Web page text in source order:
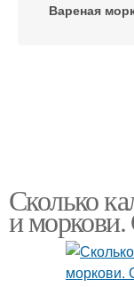
Вареная
Сколько
и моркови.